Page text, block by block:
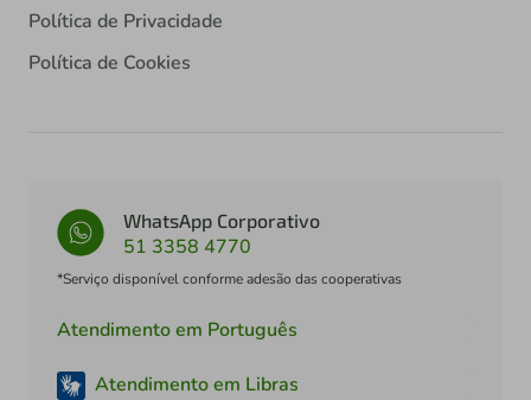
Política de Privacidade
Política de Cookies
WhatsApp Corporativo
51 3358 4770
*Serviço disponível conforme adesão das cooperativas
Atendimento em Português
Atendimento em Libras